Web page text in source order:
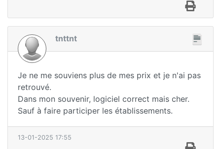
tnttnt
Je ne me souviens plus de mes prix et je n'ai pas
retrouvé.
Dans mon souvenir, logiciel correct mais cher.
Sauf à faire participer les établissements.
13-01-2025 17:55